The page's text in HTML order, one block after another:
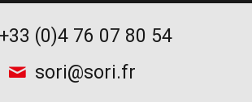
+33 (0)4 76 07 80 54
sori@sori.fr